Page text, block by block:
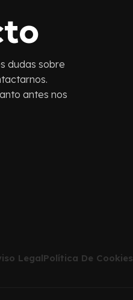
dudas sobre
antes nos
LegalPolítica De Cookies